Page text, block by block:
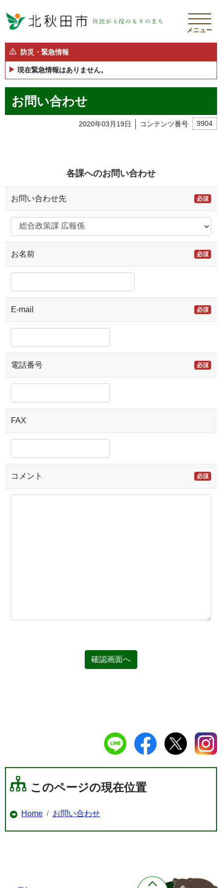
メニュー
防災・緊急情報
現在緊急情報はありません。
お問い合わせ
2020年03月19日 コンテンツ番号 9904
各課へのお問い合わせ
お問い合わせ先 必須
お名前 必須
E-mail 必須
電話番号 必須
FAX
コメント 必須
確認画面へ
このページの現在位置
Home お問い合わせ